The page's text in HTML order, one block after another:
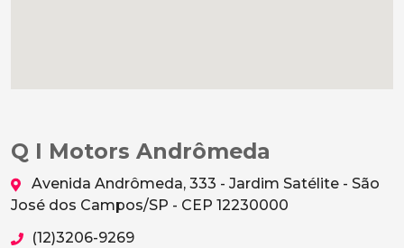
Q I Motors Andrômeda
Avenida Andrômeda, 333 - Jardim Satélite - São
José dos Campos/SP - CEP 12230000
(12)3206-9269